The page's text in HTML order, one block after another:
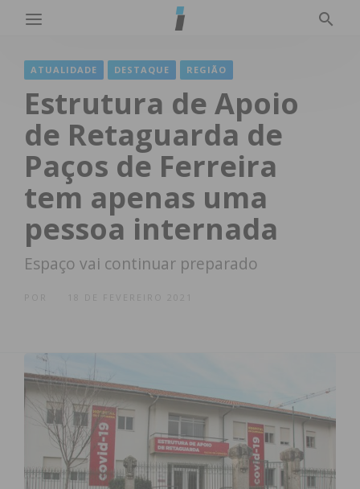
ATUALIDADE DESTAQUE REGIÃO
Estrutura de Apoio
de Retaguarda de
Paços de Ferreira
tem apenas uma
pessoa internada
Espaço vai continuar preparado